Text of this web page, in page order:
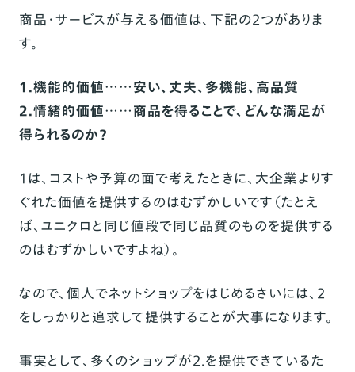
商品・サービスが与える価値は、下記の2つがありま
す。
1.機能的価値……安い、丈夫、多機能、高品質
2.情緒的価値……商品を得ることで、どんな満足が
得られるのか？
1は、コストや予算の面で考えたときに、大企業よりす
ぐれた価値を提供するのはむずかしいです （たとえ
ば、ユニクロと同じ値段で同じ品質のものを提供する
のはむずかしいですよね）。
なので、個人でネットショップをはじめるさいには、2
をしっかりと追求して提供することが大事になります。
事実として、多くのショップが2.を提供できているた